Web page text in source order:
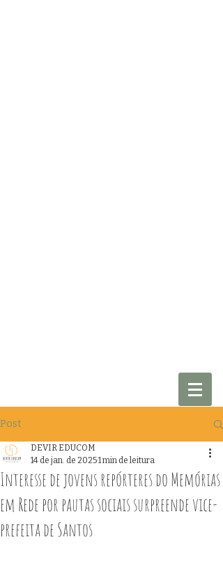
Post
Interesse de jovens repórteres do Memórias
em Rede por pautas sociais surpreende vice-
prefeita de Santos
DEVIR EDUCOM
14 de jan. de 20251 min de leitura